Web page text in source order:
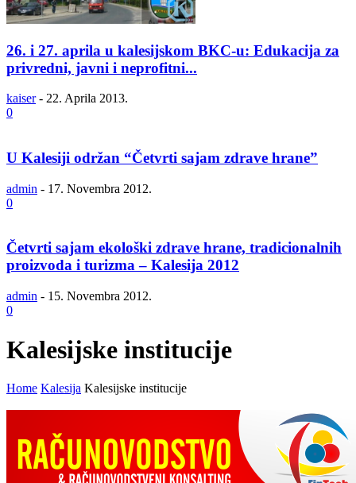
26. i 27. aprila u kalesijskom BKC-u: Edukacija za
privredni, javni i neprofitni...
kaiser - 22. Aprila 2013.
0
U Kalesiji održan “Četvrti sajam zdrave hrane”
admin - 17. Novembra 2012.
0
Četvrti sajam ekološki zdrave hrane, tradicionalnih
proizvoda i turizma – Kalesija 2012
admin - 15. Novembra 2012.
0
Kalesijske institucije
Home Kalesija Kalesijske institucije